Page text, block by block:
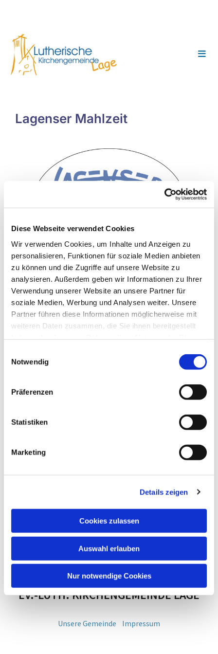
Diese Webseite verwendet Cookies
Wir verwenden Cookies, um Inhalte und Anzeigen zu
personalisieren, Funktionen für soziale Medien anbieten
zu können und die Zugriffe auf unsere Website zu
analysieren. Außerdem geben wir Informationen zu Ihrer
Verwendung unserer Website an unsere Partner für
soziale Medien, Werbung und Analysen weiter. Unsere
Partner führen diese Informationen möglicherweise mit
weiteren Daten zusammen, die Sie ihnen bereitgestellt
Notwendig
Präferenzen
Statistiken
Marketing
Details zeigen
Cookies zulassen
Auswahl erlauben
Nur notwendige Cookies
Lagenser Mahlzeit
Freitag, 25. Juni 2027, 12:00 Uhr
EV.-LUTH. KIRCHENGEMEINDE LAGE
Unsere Gemeinde Impressum